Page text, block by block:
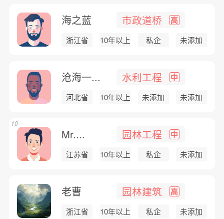
海之蓝 市政道桥 高
浙江省 10年以上 私企 未添加
沧海一... 水利工程 中
河北省 10年以上 未添加 未添加
Mr.... 园林工程 中
江苏省 10年以上 私企 未添加
10
老曹 园林建筑 高
浙江省 10年以上 私企 未添加